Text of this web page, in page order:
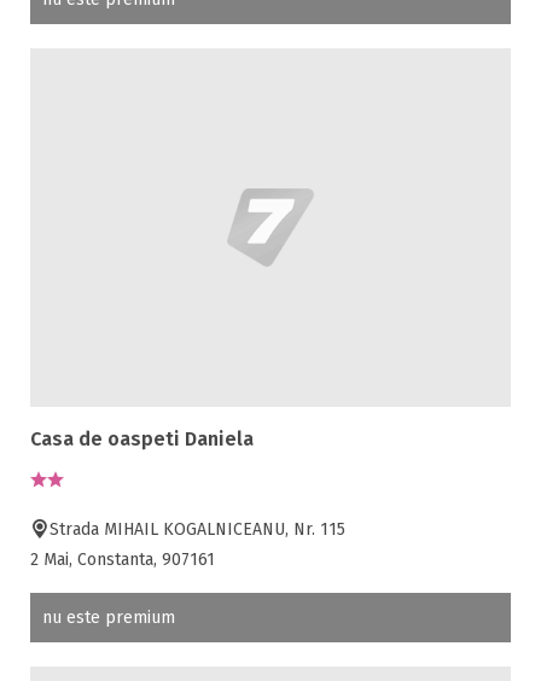
Casa de oaspeti Daniela
Strada MIHAIL KOGALNICEANU, Nr. 115
2 Mai, Constanta, 907161
nu este premium